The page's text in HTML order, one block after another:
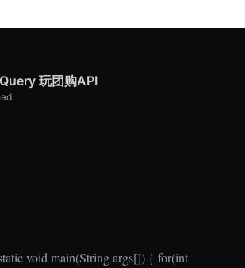
玩团购API
void main(String args[]) { for(int